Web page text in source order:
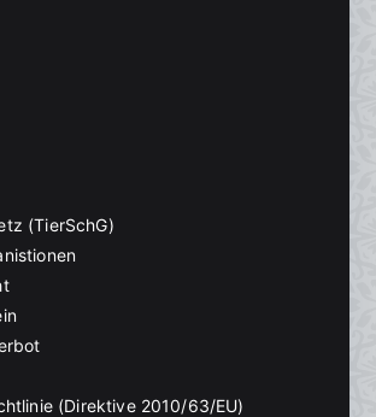
(TierSchG)
(Direktive 2010/63/EU)